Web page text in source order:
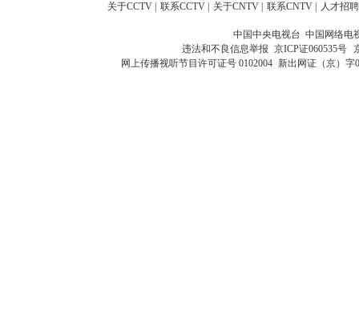
关于CCTV 联系CCTV 关于CNTV 联系CNTV 人才招聘
中国中央电视台 中国网络电
违法和不良信息举报 京ICP证060535号
网上传播视听节目许可证号 0102004 新出网证（京）